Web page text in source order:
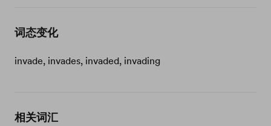
词态变化
invade, invades, invaded, invading
相关词汇